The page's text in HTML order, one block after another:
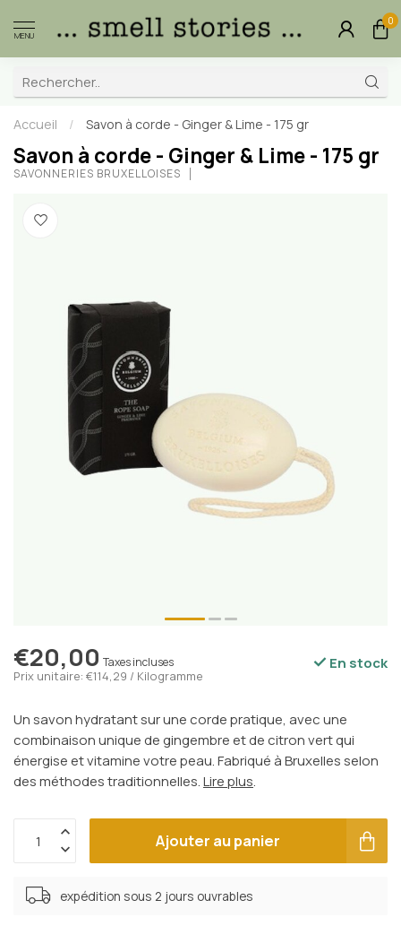
MENU
0
Accueil / Savon à corde - Ginger & Lime - 175 gr
Savon à corde - Ginger & Lime - 175 gr
SAVONNERIES BRUXELLOISES
€20,00 Taxes incluses
Prix unitaire: €114,29 / Kilogramme
En stock
Un savon hydratant sur une corde pratique, avec une
combinaison unique de gingembre et de citron vert qui
énergise et vitamine votre peau. Fabriqué à Bruxelles selon
des méthodes traditionnelles.Lire plus.
Ajouter au panier
expédition sous 2 jours ouvrables